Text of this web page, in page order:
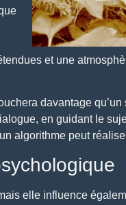
et une
davantage qu’un
en guidant le
algorithme peut
elle influence